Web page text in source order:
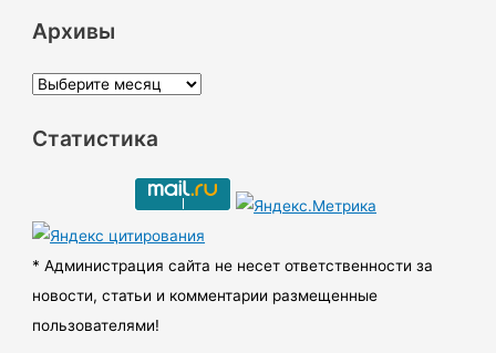
Архивы
А
х
ы
Статистика
* Администрация сайта не несет ответственности за
новости, статьи и комментарии размещенные
пользователями!